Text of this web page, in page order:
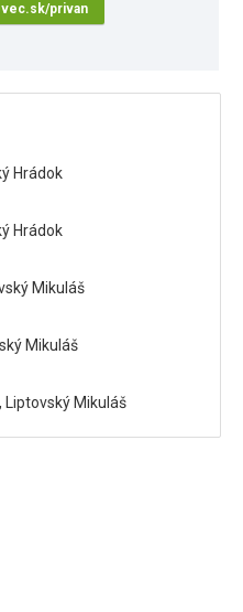
privan
Hrádok
Hrádok
Mikuláš
Mikuláš
Liptovský Mikuláš